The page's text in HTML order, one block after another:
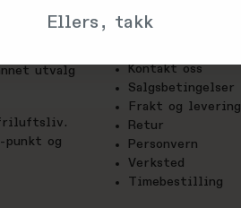
oss finner
utvalg
friluftsliv.
punkt og
Trenger du hjelp?
Kontakt oss
Salgsbetingelser
Frakt og levering
Retur
Personvern
Verksted
Timebestilling
Ellers, takk